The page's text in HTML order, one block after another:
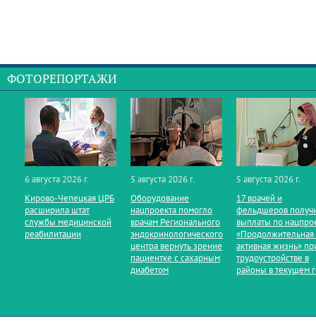
ФОТОРЕПОРТАЖИ
6 августа 2026 г.
Кирово‑Чепецкая ЦРБ
расширила штат
службы медицинской
реабилитации
5 августа 2026 г.
Оборудование
нацпроекта помогло
врачам Регионального
эндокринологического
центра вернуть зрение
пациентке с сахарным
диабетом
5 августа 2026 г.
17 врачей и
фельдшеров
выплаты по
«Продолжительная
активная жизнь»
трудоустройстве в
районы в текущем